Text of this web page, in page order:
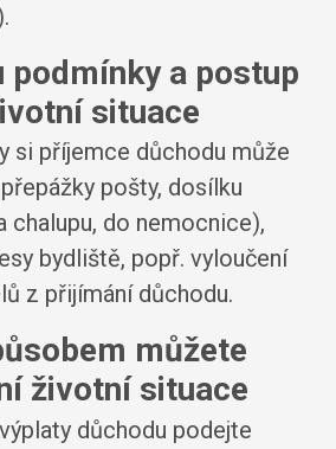
podmínky a postup
situace
si příjemce důchodu může
pošty, dosílku
chalupu, do nemocnice),
bydliště, popř. vyloučení
z přijímání důchodu.
můžete
životní situace
důchodu podejte